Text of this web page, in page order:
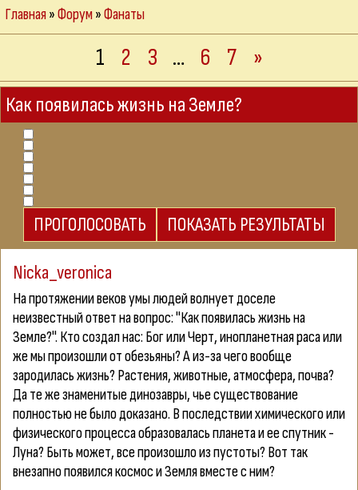
Главная»Форум»Фанаты
1 2 3 … 6 7 »
Как появилась жизнь на Земле?
Nicka_veronica
На протяжении веков умы людей волнует доселе
неизвестный ответ на вопрос: "Как появилась жизнь на
Земле?". Кто создал нас: Бог или Черт, инопланетная раса или
же мы произошли от обезьяны? А из-за чего вообще
зародилась жизнь? Растения, животные, атмосфера, почва?
Да те же знаменитые динозавры, чье существование
полностью не было доказано. В последствии химического или
физического процесса образовалась планета и ее спутник -
Луна? Быть может, все произошло из пустоты? Вот так
внезапно появился космос и Земля вместе с ним?